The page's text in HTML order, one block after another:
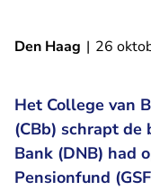
Den Haag | 26
Het College van
(CBb) schrapt de
Bank (DNB) had
Pensionfund